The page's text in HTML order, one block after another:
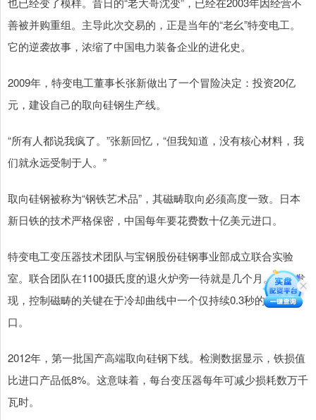
善被并购重组。主导此次交易的，正是当年的“老幺”特变电工。
它的逆袭故事，浓缩了中国电力装备企业的进化史。
2009年，特变电工董事长张新做出了一个冒险决定：投资20亿
元，建设自己的取向硅钢生产线。
“所有人都说我疯了。”张新回忆，“但我知道，没有核心材料，我
们就永远受制于人。”
取向硅钢被称为“钢铁艺术品”，其磁畴取向必须高度一致。日本
新日铁的技术严格保密，中国每年要花费数十亿美元进口。
特变电工变压器技术团队与宝钢股份硅钢事业部成立联合实验
室。联合团队在1100摄氏度的退火炉旁一待就是几个月。他们发
现，控制磁畴的关键在于冷却曲线中一个仅持续0.3秒的相变窗
口。
2012年，第一批国产高端取向硅钢下线。检测数据显示，铁损值
比进口产品低8%。这意味着，每台变压器每年可减少损耗数万千
瓦时。